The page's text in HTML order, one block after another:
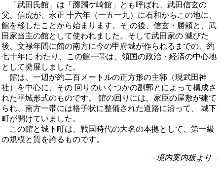
「武田氏館」は「躑躅ケ崎館」とも呼ばれ、武田信玄の
父、信虎が、永正 十六年（一五一九）に石和からこの地に、
館を移したことから始まります。そ の後、信玄・勝頼と、武
田家当主の館として使われました。そして武田家の 滅びた
後、文禄年間に館の南方に今の甲府城が作られるまでの、約
七十年に わたり、この館一帯は、領国の政治・経済の中心地
として発展しました。
館は、一辺が約二百メートルの正方形の主郭（現武田神
社）を中心に、その 回りのいくつかの副郭とによって構成さ
れた平城形式のものです。 館の回りには、家臣の屋敷が建て
られ、南方一帯には格子状に整備された道路に沿って、 城下
町が開けていました。
この館と城下町は、戦国時代の大名の本拠として、第一級
の規模と質を誇るものです。
－境内案内板より－